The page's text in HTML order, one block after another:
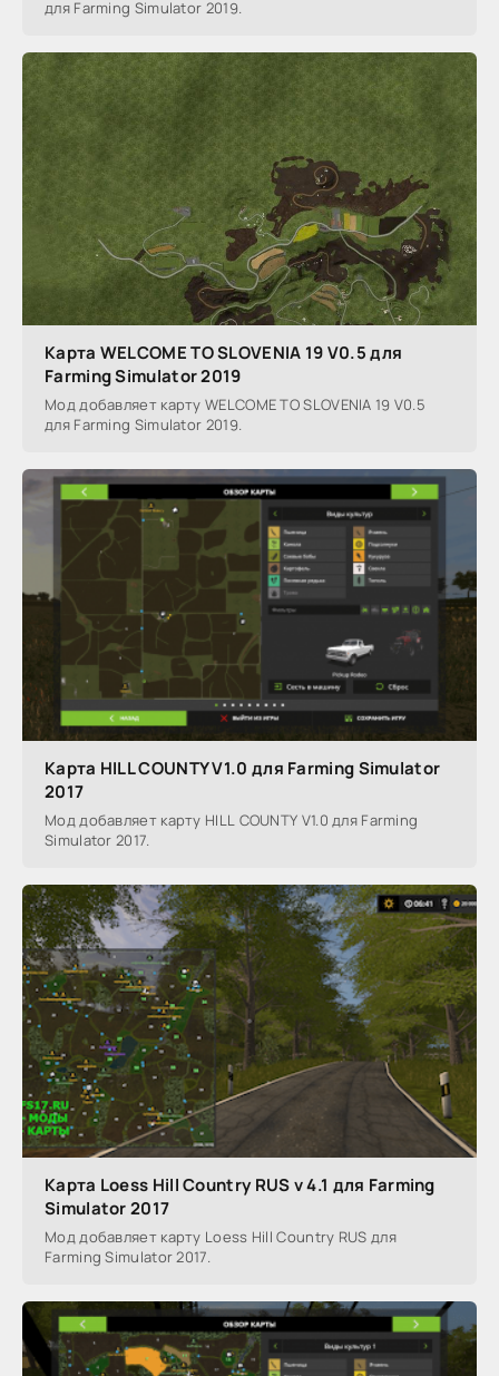
для Farming Simulator 2019.
Карта WELCOME TO SLOVENIA 19 V0.5 для
Farming Simulator 2019
Мод добавляет карту WELCOME TO SLOVENIA 19 V0.5
для Farming Simulator 2019.
Карта HILL COUNTY V1.0 для Farming Simulator
2017
Мод добавляет карту HILL COUNTY V1.0 для Farming
Simulator 2017.
Карта Loess Hill Country RUS v 4.1 для Farming
Simulator 2017
Мод добавляет карту Loess Hill Country RUS для
Farming Simulator 2017.